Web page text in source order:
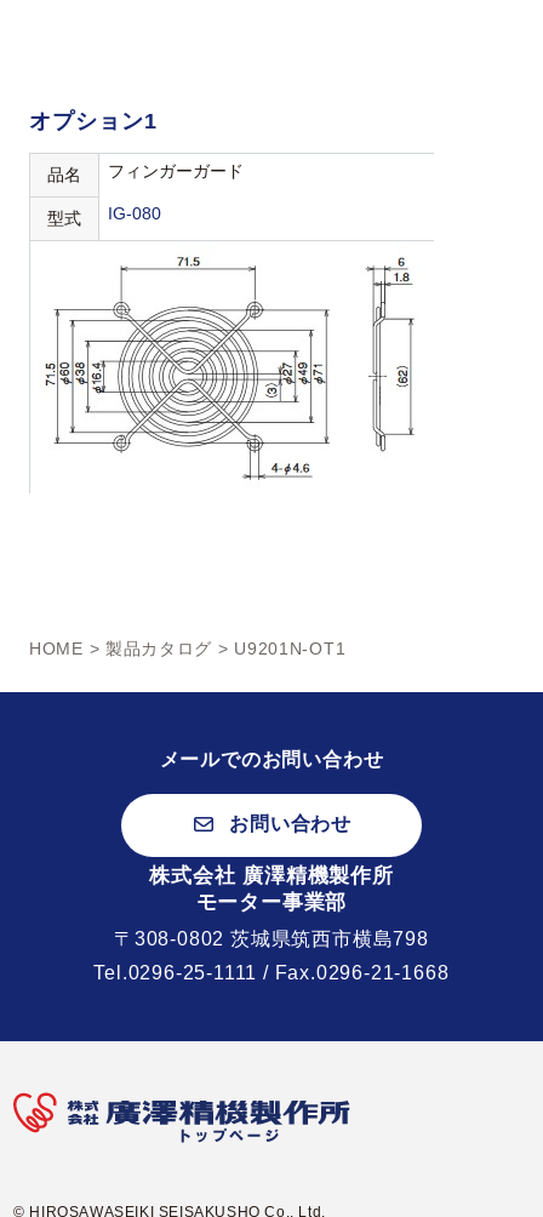
オプション1
品名 フィンガーガード
型式 IG-080
HOME > 製品カタログ > U9201N-OT1
メールでのお問い合わせ
お問い合わせ
株式会社 廣澤精機製作所
モーター事業部
〒308-0802 茨城県筑西市横島798
Tel.0296-25-1111 / Fax.0296-21-1668
© HIROSAWASEIKI SEISAKUSHO Co., Ltd.